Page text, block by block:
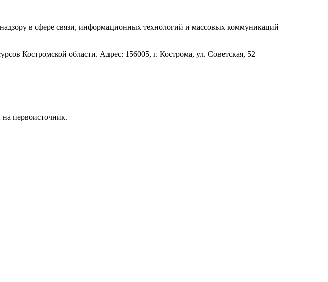
в сфере связи, информационных технологий и массовых коммуникаций
Костромской области. Адрес: 156005, г. Кострома, ул. Советская, 52
первоисточник.